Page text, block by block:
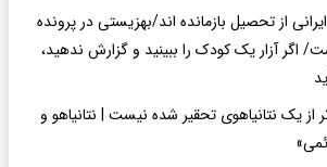
از تحصیل بازمانده اند/بهزیستی در پرونده
اگر آزار یک کودک را ببینید و گزارش ندهید،
یک نتانیاهوی تحقیر شده نیست | نتانیاهو و